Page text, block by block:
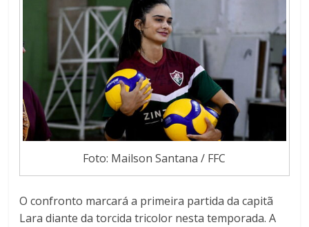
Foto: Mailson Santana / FFC
O confronto marcará a primeira partida da capitã
Lara diante da torcida tricolor nesta temporada. A